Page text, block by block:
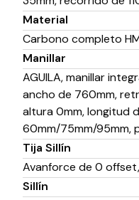
Material
Carbono completo
Manillar
AGUILA, manillar
ancho de 760mm,
altura 0mm, longitud
60mm/75mm/95mm,
Tija Sillín
Avanforce de 0
Sillín